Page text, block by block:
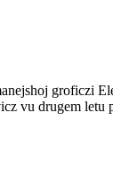
groficzi
vu drugem letu